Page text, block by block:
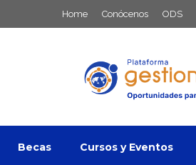
al
Home Conócenos ODS
Becas Cursos y Eventos